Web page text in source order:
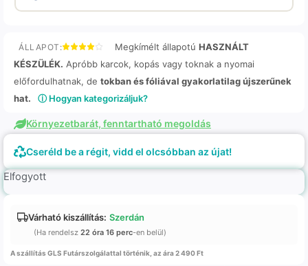
ÁLLAPOT: Megkímélt állapotú HASZNÁLT
KÉSZÜLÉK. Apróbb karcok, kopás vagy toknak a nyomai
előfordulhatnak, de tokban és fóliával gyakorlatilag újszerűnek
hat.
ⓘ Hogyan kategorizáljuk?
Környezetbarát, fenntartható megoldás
Cseréld be a régit, vidd el olcsóbban az újat!
Elfogyott
Várható kiszállítás: Szerdán
(Ha rendelsz 22 óra 16 perc-en belül)
A szállítás GLS Futárszolgálattal történik, az ára 2 490 Ft